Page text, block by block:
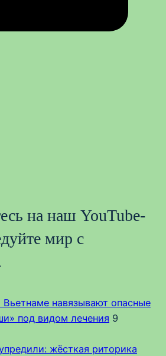
на наш YouTube-
мир с
Вьетнаме навязывают опасные
под видом лечения 9
жёсткая риторика